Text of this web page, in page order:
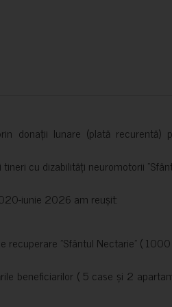
donații lunare (plată recurentă)
cu dizabilități neuromotorii
iunie 2026 am reușit:
recuperare ”Sfântul Nectarie” (
beneficiarilor ( 5 case și 2